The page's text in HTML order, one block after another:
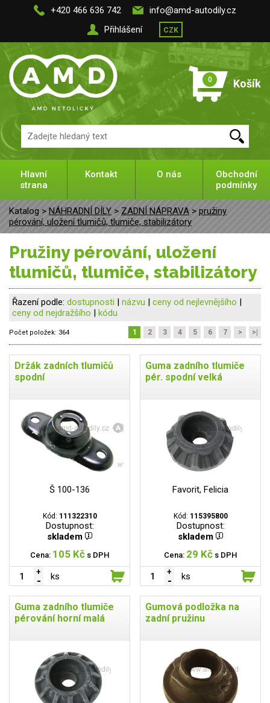
+420 466 636 742
info@amd-autodily.cz
Přihlášení
CZK
0 Košík
Hlavní
strana
Kontakt O nás
Obchodní
podmínky
Katalog > NÁHRADNÍ DÍLY > ZADNÍ NÁPRAVA > pružiny
pérování, uložení tlumičů, tlumiče, stabilizátory
pružiny pérování, uložení
tlumičů, tlumiče, stabilizátory
Řazení podle: dostupnosti | názvu | ceny od nejlevnějšího |
ceny od nejdražšího | kódu
Počet položek: 364 1 2 3 4 5 6 7 > >|
Držák zadních tlumičů
spodní
Š 100-136
Kód: 111322310
Dostupnost:
skladem
Cena: 105 Kč s DPH
ks
Guma zadního tlumiče
pér. spodní velká
Favorit, Felicia
Kód: 115395800
Dostupnost:
skladem
Cena: 29 Kč s DPH
ks
Guma zadního tlumiče
pérování horní malá
Gumová podložka na
zadní pružinu